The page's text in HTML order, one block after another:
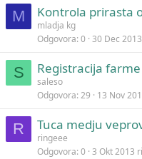
M Kontrola prirasta
mladja kg
Odgovora 0 30 Dec 2013
S Registracija
saleso
Odgovora 29 13 Nov
R Tuca medju
ringeee
Odgovora 0 3 Okt 2013